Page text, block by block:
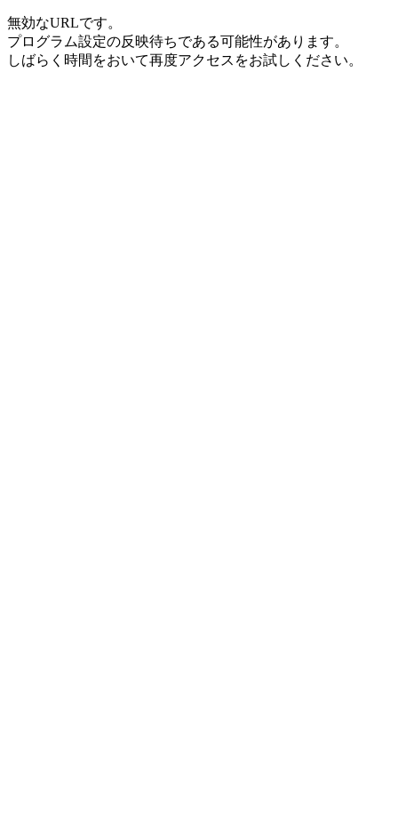
無効なURLです。
プログラム設定の反映待ちである可能性があります。
しばらく時間をおいて再度アクセスをお試しください。